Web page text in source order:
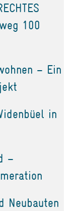
100
– Ein
in
–
Neubauten